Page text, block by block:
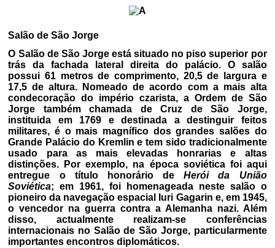
Salão de São Jorge
O Salão de São Jorge está situado no piso superior por
trás da fachada lateral direita do palácio. O salão
possui 61 metros de comprimento, 20,5 de largura e
17,5 de altura. Nomeado de acordo com a mais alta
condecoração do império czarista, a Ordem de São
Jorge também chamada de Cruz de São Jorge,
instituida em 1769 e destinada a destinguir feitos
militares, é o mais magnífico dos grandes salões do
Grande Palácio do Kremlin e tem sido tradicionalmente
usado para as mais elevadas honrarias e altas
distinções. Por exemplo, na época soviética foi aqui
entregue o título honorário deHerói da União
Soviética; em 1961, foi homenageada neste salão o
pioneiro da navegação espacial Iuri Gagarin e, em 1945,
o vencedor na guerra contra a Alemanha nazi. Além
disso, actualmente realizam-se conferências
internacionais no Salão de São Jorge, particularmente
importantes encontros diplomáticos.